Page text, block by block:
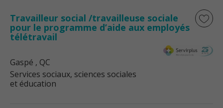
Travailleur social /travailleuse sociale
pour le programme d’aide aux employés
télétravail
Gaspé , QC
Services sociaux, sciences sociales
et éducation